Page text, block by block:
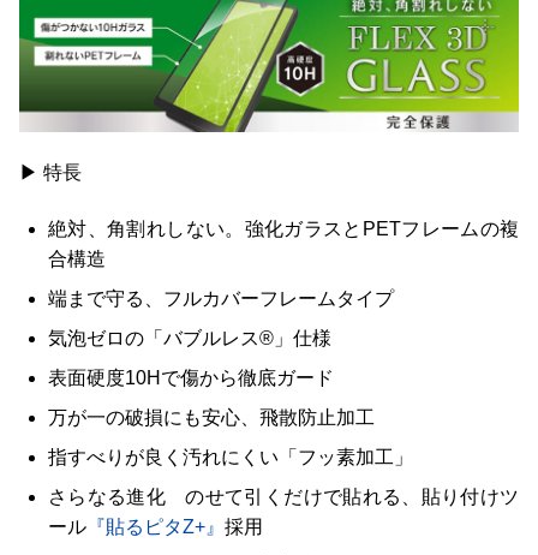
▶ 特長
絶対、角割れしない。強化ガラスとPETフレームの複
合構造
端まで守る、フルカバーフレームタイプ
気泡ゼロの「バブルレス®」仕様
表面硬度10Hで傷から徹底ガード
万が一の破損にも安心、飛散防止加工
指すべりが良く汚れにくい「フッ素加工」
さらなる進化 のせて引くだけで貼れる、貼り付けツ
ール 『貼るピタZ+』 採用